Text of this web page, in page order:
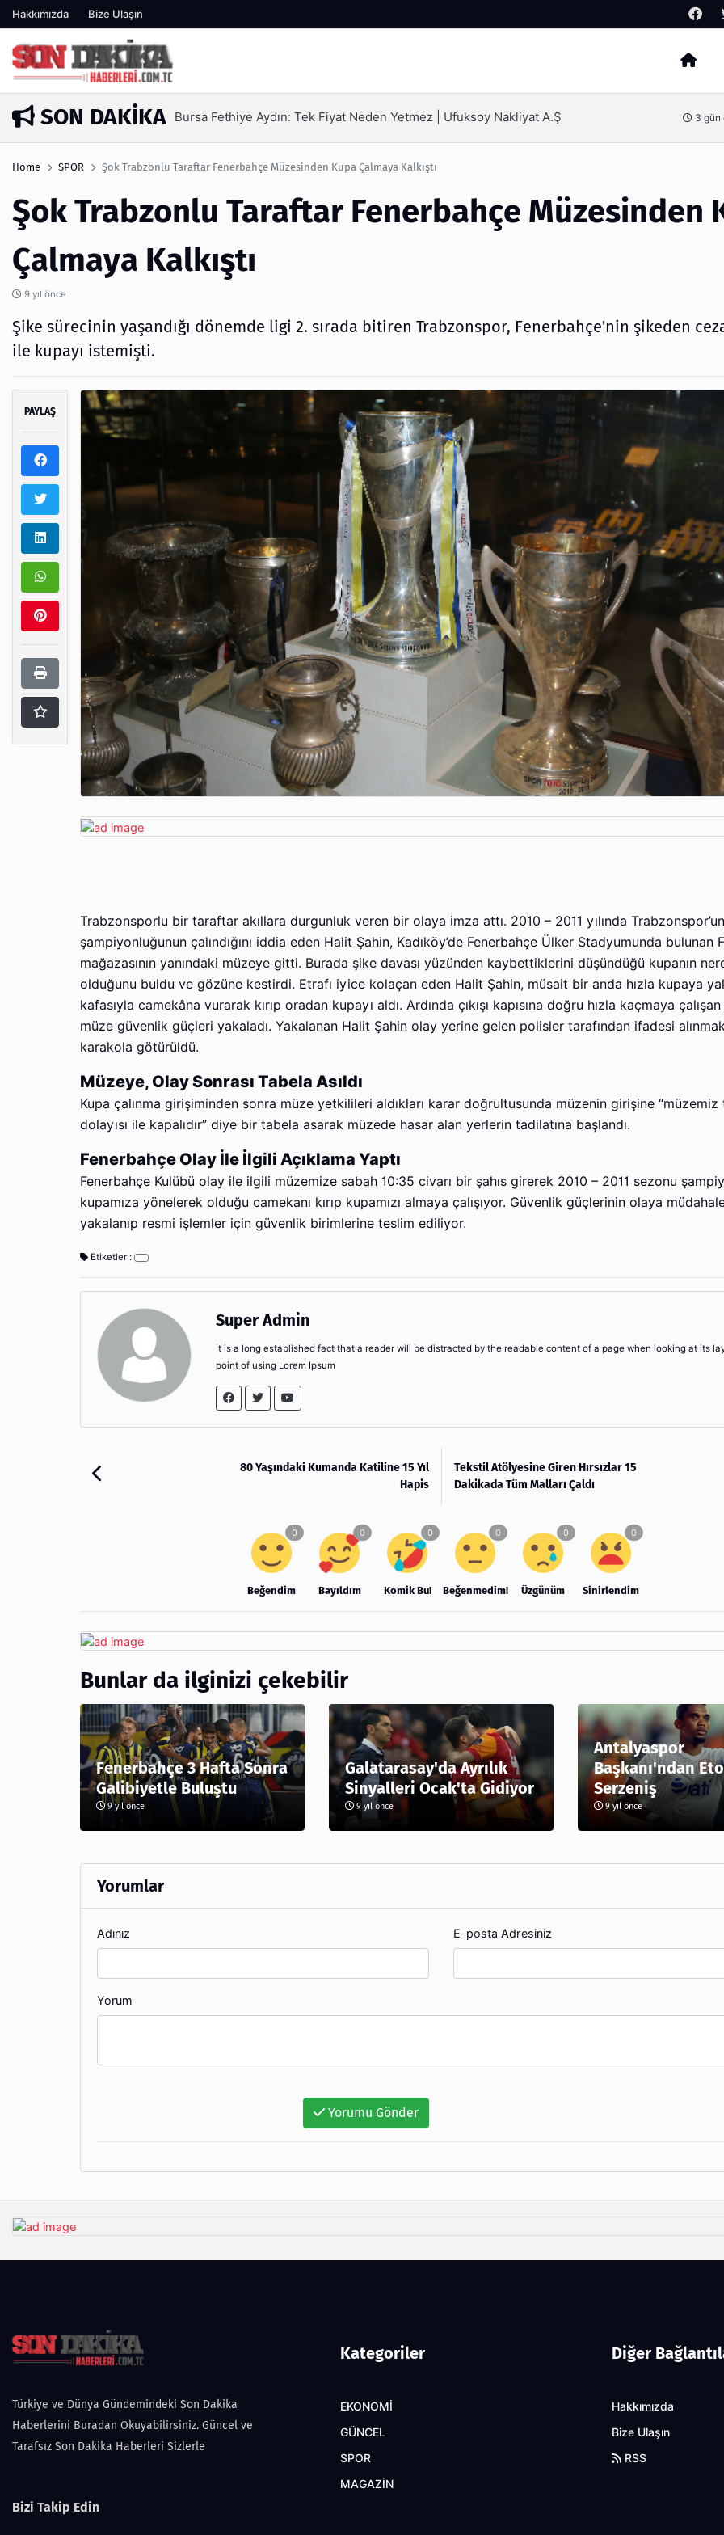
Hakkımızda Bize Ulaşın
Arama
SON DAKIKA
3 gün önce SEO Hizmeti Alırken Kandırılmamak İçin Bilinmesi Gerekenler 4 gün
Home SPOR Şok Trabzonlu Taraftar Fenerbahçe Müzesinden Kupa Çalmaya Kalkıştı
Şok Trabzonlu Taraftar Fenerbahçe Müzesinden
Çalmaya Kalkıştı
9 yıl önce
Şike sürecinin yaşandığı dönemde ligi 2. sırada bitiren Trabzonspor, Fenerbahçe'nin şikeden
ile kupayı istemişti.
PAYLAŞ
Trabzonsporlu bir taraftar akıllara durgunluk veren bir olaya imza attı. 2010 – 2011 yılında Trabzonspor’un
şampiyonluğunun çalındığını iddia eden Halit Şahin, Kadıköy’de Fenerbahçe Ülker Stadyumunda bulunan
mağazasının yanındaki müzeye gitti. Burada şike davası yüzünden kaybettiklerini düşündüğü kupanın
olduğunu buldu ve gözüne kestirdi. Etrafı iyice kolaçan eden Halit Şahin, müsait bir anda hızla kupaya
kafasıyla camekâna vurarak kırıp oradan kupayı aldı. Ardında çıkışı kapısına doğru hızla kaçmaya
müze güvenlik güçleri yakaladı. Yakalanan Halit Şahin olay yerine gelen polisler tarafından ifadesi
karakola götürüldü.
Müzeye, Olay Sonrası Tabela Asıldı
Kupa çalınma girişiminden sonra müze yetkilileri aldıkları karar doğrultusunda müzenin girişine
dolayısı ile kapalıdır” diye bir tabela asarak müzede hasar alan yerlerin tadilatına başlandı.
Fenerbahçe Olay İle İlgili Açıklama Yaptı
Fenerbahçe Kulübü olay ile ilgili müzemize sabah 10:35 civarı bir şahıs girerek 2010 – 2011 sezonu
kupamıza yönelerek olduğu camekanı kırıp kupamızı almaya çalışıyor. Güvenlik güçlerinin olaya
yakalanıp resmi işlemler için güvenlik birimlerine teslim ediliyor.
Etiketler :
Super Admin
It is a long established fact that a reader will be distracted by the readable content of a page when looking at its
point of using Lorem Ipsum
80 Yaşındaki Kumanda Katiline 15 Yıl
Hapis
Tekstil Atölyesine Giren Hırsızlar 15
Dakikada Tüm Malları Çaldı
Beğendim Bayıldım Komik Bu! Beğenmedim! Üzgünüm Sinirlendim
Bunlar da ilginizi çekebilir
Fenerbahçe 3 Hafta Sonra
Galibiyetle Buluştu
9 yıl önce
Galatarasay'da Ayrılık
Sinyalleri Ocak'ta Gidiyor
9 yıl önce
Antalyaspor
Başkanı'ndan
Serzeniş
9 yıl önce
Yorumlar
Adınız E-posta Adresiniz
Yorum
Yorumu Gönder
Türkiye ve Dünya Gündemindeki Son Dakika
Haberlerini Buradan Okuyabilirsiniz. Güncel ve
Tarafsız Son Dakika Haberleri Sizlerle
Bizi Takip Edin
Kategoriler
EKONOMİ
GÜNCEL
SPOR
MAGAZİN
Diğer
Hakkımızda
Bize Ulaşın
RSS